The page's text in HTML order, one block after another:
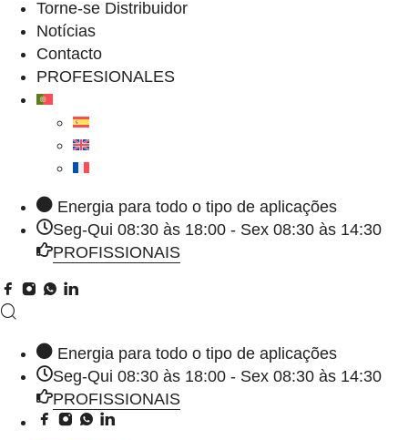
Torne-se Distribuidor
Notícias
Contacto
PROFESIONALES
Energia para todo o tipo de aplicações
Seg-Qui 08:30 às 18:00 - Sex 08:30 às 14:30
PROFISSIONAIS
Energia para todo o tipo de aplicações
Seg-Qui 08:30 às 18:00 - Sex 08:30 às 14:30
PROFISSIONAIS